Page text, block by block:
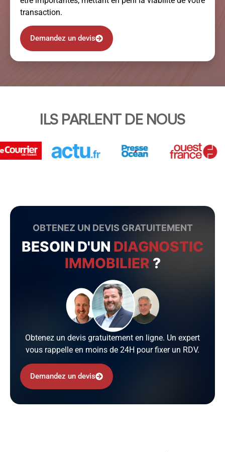
transaction.
Demandez un devis
ILS PARLENT DE NOUS
OBTENEZ UN DEVIS GRATUITEMENT
BESOIN D'UN DIAGNOSTIC
IMMOBILIER ?
Obtenez un devis gratuitement en ligne. Un expert
vous rappelle en moins de 24H pour fixer un RDV.
Demandez un devis